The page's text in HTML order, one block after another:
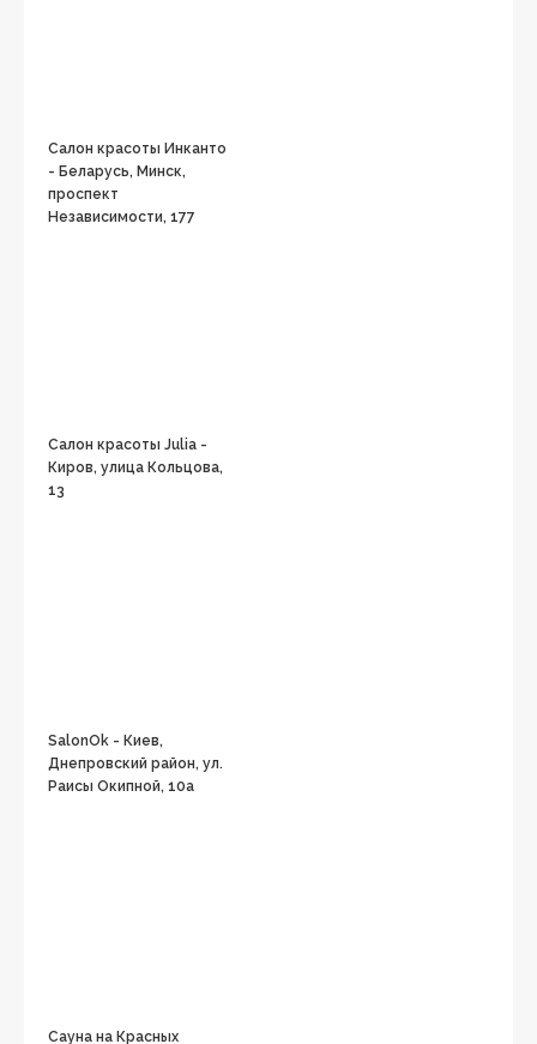
Салон красоты Инканто
- Беларусь, Минск,
проспект
Независимости, 177
Салон красоты Julia -
Киров, улица Кольцова,
13
SalonOk - Киев,
Днепровский район, ул.
Раисы Окипной, 10а
Сауна на Красных